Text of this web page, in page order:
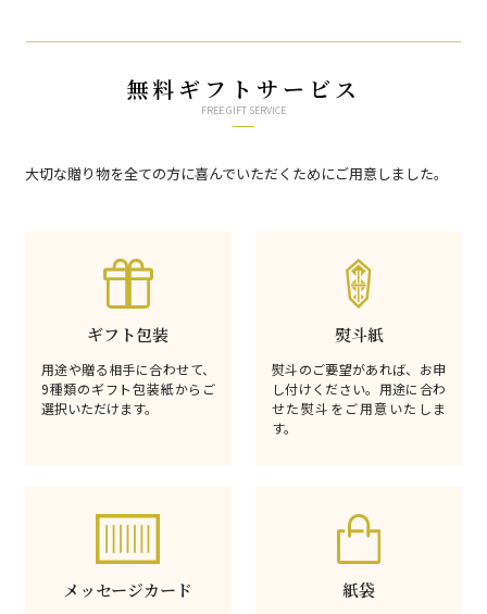
無料ギフトサービス
FREE GIFT SERVICE
大切な贈り物を全ての方に喜んでいただくためにご用意しました。
ギフト包装
用途や贈る相手に合わせて、
9種類のギフト包装紙からご
選択いただけます。
熨斗紙
熨斗のご要望があれば、お申
し付けください。用途に合わ
せた熨斗をご用意いたしま
す。
メッセージカード 紙袋